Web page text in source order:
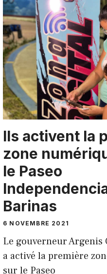
Ils activent la
zone
le Paseo
Barinas
6 NOVEMBRE 2021
Le gouverneur Argenis
a activé la première
sur le Paseo